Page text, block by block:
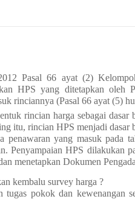
Pasal 66 ayat (2)
HPS yang ditetapkan oleh
rinciannya (Pasal 66 ayat (5)
rincian harga sebagai
itu, rincian HPS menjadi dasar
penawaran yang masuk pada
Penyampaian HPS dilakukan
menetapkan Dokumen
kembalu survey harga ?
pokok dan kewenangan